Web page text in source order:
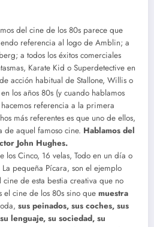
del cine de los 80s parece que
referencia al logo de Amblin; a
a todos los éxitos comerciales
Karate Kid o Superdetective en
acción habitual de Stallone, Willis o
los años 80s (y cuando hablamos
referencia a la primera
más referentes es que uno de ellos,
de aquel famoso cine. Hablamos del
John Hughes.
los Cinco, 16 velas, Todo en un día o
pequeña Pícara, son el ejemplo
de esta bestia creativa que no
el cine de los 80s sino que muestra
sus peinados, sus coches, sus
lenguaje, su sociedad, su